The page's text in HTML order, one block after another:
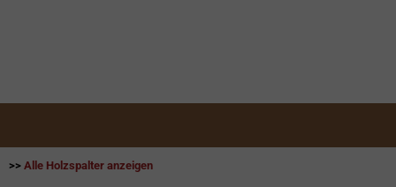
>> Alle Holzspalter anzeigen